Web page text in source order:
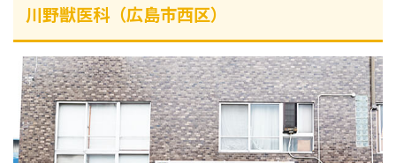
川野獣医科（広島市西区）